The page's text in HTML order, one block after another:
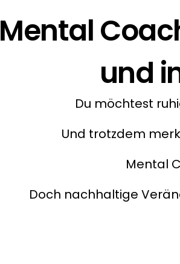
Mental
und
Du möchtest
Und trotzdem
Mental
Doch nachhaltige